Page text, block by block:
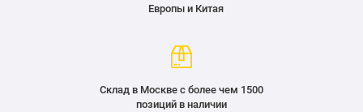
Европы и Китая
Склад в Москве с более чем 1500
позиций в наличии